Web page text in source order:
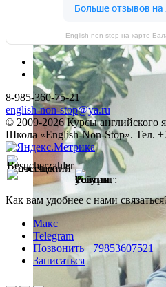
English-non-stop на карте
8-985-360-75-21
english-non-stop@ya.ru
© 2009-2026 Курсы английского
Школа «English-Non-Stop». Тел.
Как вам удобнее с нами
Макс
Telegram
Позвонить +79853607521
Записаться